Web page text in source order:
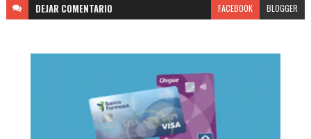
DEJAR COMENTARIO FACEBOOK BLOGGER